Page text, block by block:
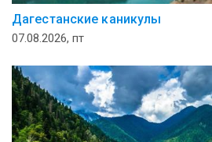
Дагестанские каникулы
07.08.2026, пт